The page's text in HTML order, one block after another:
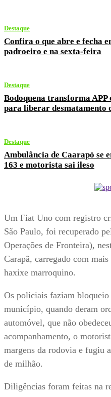
Destaque
Confira o que abre e fecha
padroeiro e na sexta-feira
Destaque
Bodoquena transforma APP
para liberar desmatamento
Destaque
Ambulância de Caarapó se
163 e motorista sai ileso
Um Fiat Uno com registro
São Paulo, foi recuperado
Operações de Fronteira),
Carapã, carregado com
haxixe marroquino.
Os policiais faziam
município, quando deram
automóvel, que não
acompanhamento, o
margens da rodovia e fugiu
de milhão.
Diligências foram feitas na